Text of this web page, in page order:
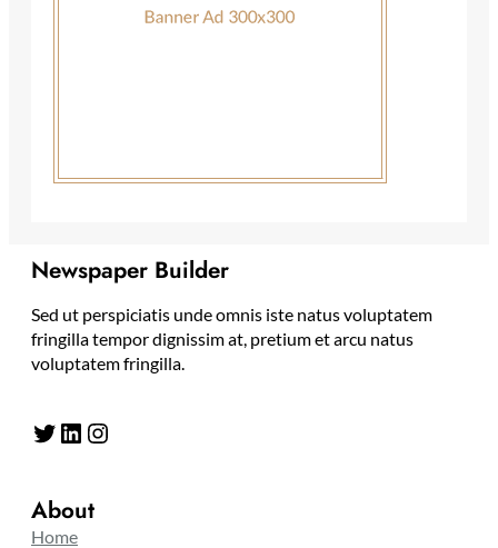
Newspaper Builder
Sed ut perspiciatis unde omnis iste natus voluptatem
fringilla tempor dignissim at, pretium et arcu natus
voluptatem fringilla.
Twitter LinkedIn Instagram
About
Home